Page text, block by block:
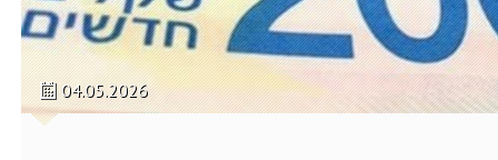
04.05.2026